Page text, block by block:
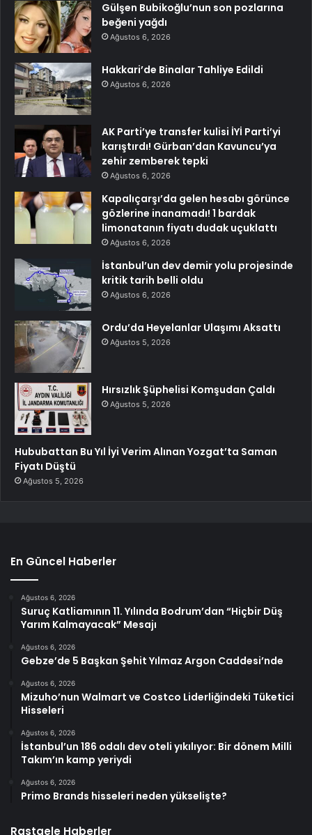
Gülşen Bubikoğlu’nun son pozlarına
beğeni yağdı
Ağustos 6, 2026
Hakkari’de Binalar Tahliye Edildi
Ağustos 6, 2026
AK Parti’ye transfer kulisi İYİ Parti’yi
karıştırdı! Gürban’dan Kavuncu’ya
zehir zemberek tepki
Ağustos 6, 2026
Kapalıçarşı’da gelen hesabı görünce
gözlerine inanamadı! 1 bardak
limonatanın fiyatı dudak uçuklattı
Ağustos 6, 2026
İstanbul’un dev demir yolu projesinde
kritik tarih belli oldu
Ağustos 6, 2026
Ordu’da Heyelanlar Ulaşımı Aksattı
Ağustos 5, 2026
Hırsızlık Şüphelisi Komşudan Çaldı
Ağustos 5, 2026
Hububattan Bu Yıl İyi Verim Alınan Yozgat’ta Saman
Fiyatı Düştü
Ağustos 5, 2026
En Güncel Haberler
Ağustos 6, 2026
Suruç Katliamının 11. Yılında Bodrum’dan “Hiçbir Düş
Yarım Kalmayacak” Mesajı
Ağustos 6, 2026
Gebze’de 5 Başkan Şehit Yılmaz Argon Caddesi’nde
Ağustos 6, 2026
Mizuho’nun Walmart ve Costco Liderliğindeki Tüketici
Hisseleri
Ağustos 6, 2026
İstanbul’un 186 odalı dev oteli yıkılıyor: Bir dönem Milli
Takım’ın kamp yeriydi
Ağustos 6, 2026
Primo Brands hisseleri neden yükselişte?
Rastgele Haberler